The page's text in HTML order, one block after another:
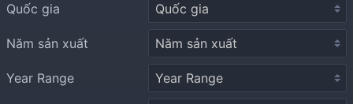
Quốc gia
Năm sản xuất
Year Range